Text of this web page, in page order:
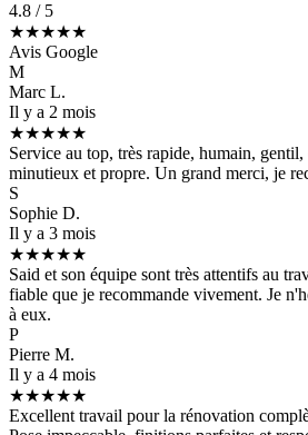
4.8 / 5
★★★★★
Avis Google
M
Marc L.
Il y a 2 mois
★★★★★
Service au top, très rapide, humain,
minutieux et propre. Un grand merci, je
S
Sophie D.
Il y a 3 mois
★★★★★
Said et son équipe sont très attentifs au
fiable que je recommande vivement. Je
à eux.
P
Pierre M.
Il y a 4 mois
★★★★★
Excellent travail pour la rénovation